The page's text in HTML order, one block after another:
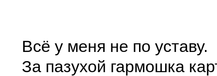
Всё у меня не по уставу.
За пазухой гармошка